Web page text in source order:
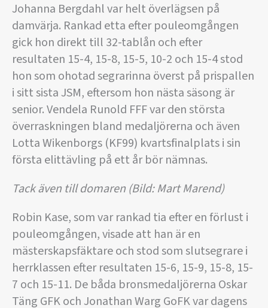
Johanna Bergdahl var helt överlägsen på
damvärja. Rankad etta efter pouleomgången
gick hon direkt till 32-tablån och efter
resultaten 15-4, 15-8, 15-5, 10-2 och 15-4 stod
hon som ohotad segrarinna överst på prispallen
i sitt sista JSM, eftersom hon nästa säsong är
senior. Vendela Runold FFF var den största
överraskningen bland medaljörerna och även
Lotta Wikenborgs (KF99) kvartsfinalplats i sin
första elittävling på ett år bör nämnas.
Tack även till domaren (Bild: Mart Marend)
Robin Kase, som var rankad tia efter en förlust i
pouleomgången, visade att han är en
mästerskapsfäktare och stod som slutsegrare i
herrklassen efter resultaten 15-6, 15-9, 15-8, 15-
7 och 15-11. De båda bronsmedaljörerna Oskar
Täng GFK och Jonathan Warg GoFK var dagens